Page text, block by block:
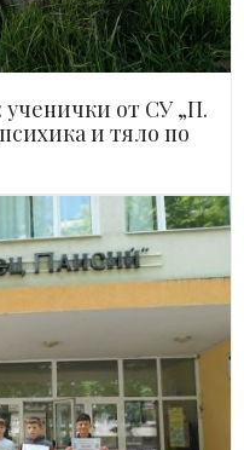
от СУ „П.
и тяло по